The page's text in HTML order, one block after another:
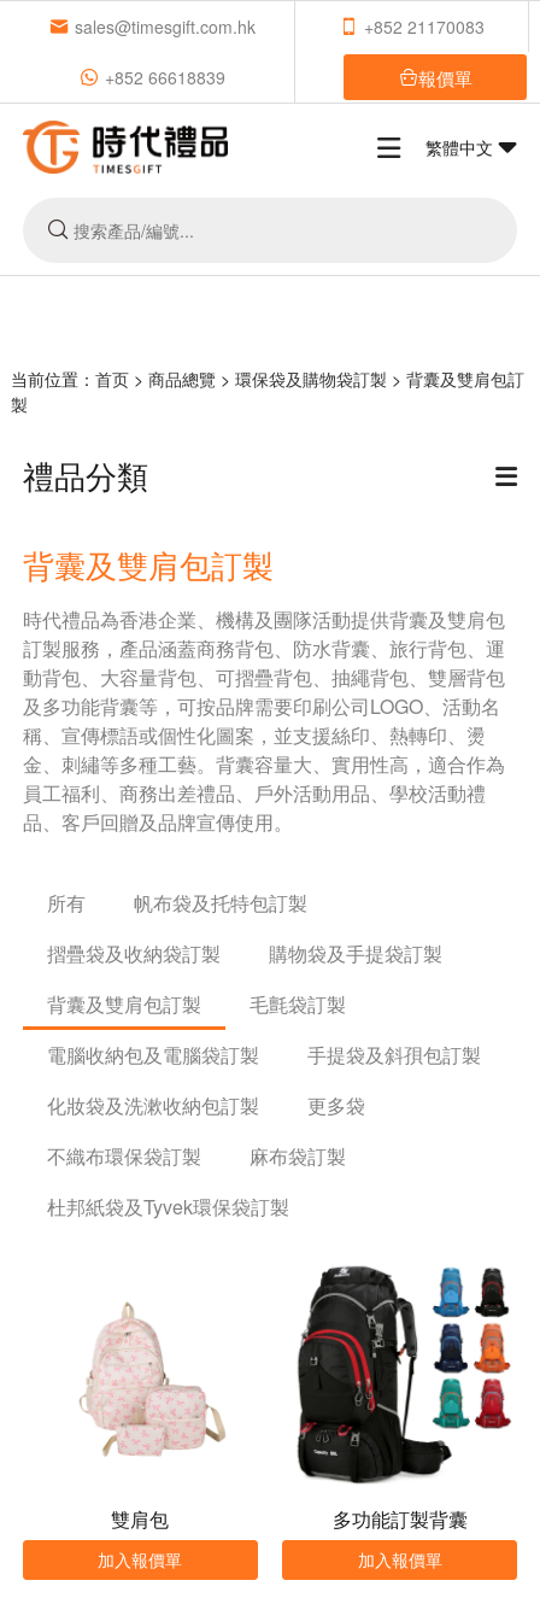
sales@timesgift.com.hk +852 21170083
+852 66618839 報價單
繁體中文
当前位置： 首页> 商品總覽 > 環保袋及購物袋訂製 > 背囊及雙肩包訂
製
禮品分類
背囊及雙肩包訂製
時代禮品為香港企業、機構及團隊活動提供背囊及雙肩包
訂製服務，產品涵蓋商務背包、防水背囊、旅行背包、運
動背包、大容量背包、可摺疊背包、抽繩背包、雙層背包
及多功能背囊等，可按品牌需要印刷公司LOGO、活動名
稱、宣傳標語或個性化圖案，並支援絲印、熱轉印、燙
金、刺繡等多種工藝。背囊容量大、實用性高，適合作為
員工福利、商務出差禮品、戶外活動用品、學校活動禮
品、客戶回贈及品牌宣傳使用。
所有
帆布袋及托特包訂製
摺疊袋及收納袋訂製
購物袋及手提袋訂製
背囊及雙肩包訂製
毛氈袋訂製
電腦收納包及電腦袋訂製
手提袋及斜孭包訂製
化妝袋及洗漱收納包訂製
更多袋
不織布環保袋訂製
麻布袋訂製
杜邦紙袋及Tyvek環保袋訂製
雙肩包
加入報價單
多功能訂製背囊
加入報價單